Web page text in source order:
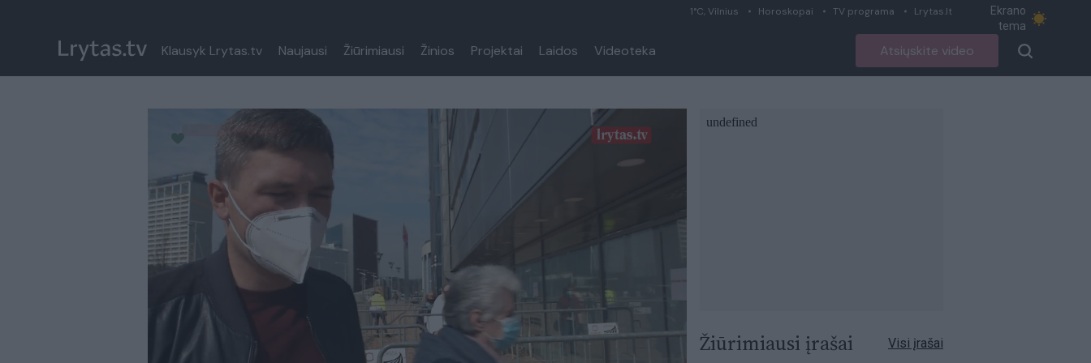
1°C, Vilnius Horoskopai TV programa Lrytas.lt
Ekrano
tema
Klausyk Lrytas.tv Naujausi Žiūrimiausi Žinios Projektai Laidos Videoteka Atsiųskite video
Paremkite Ukrainą
Žiūrimiausi įrašai Visi įrašai